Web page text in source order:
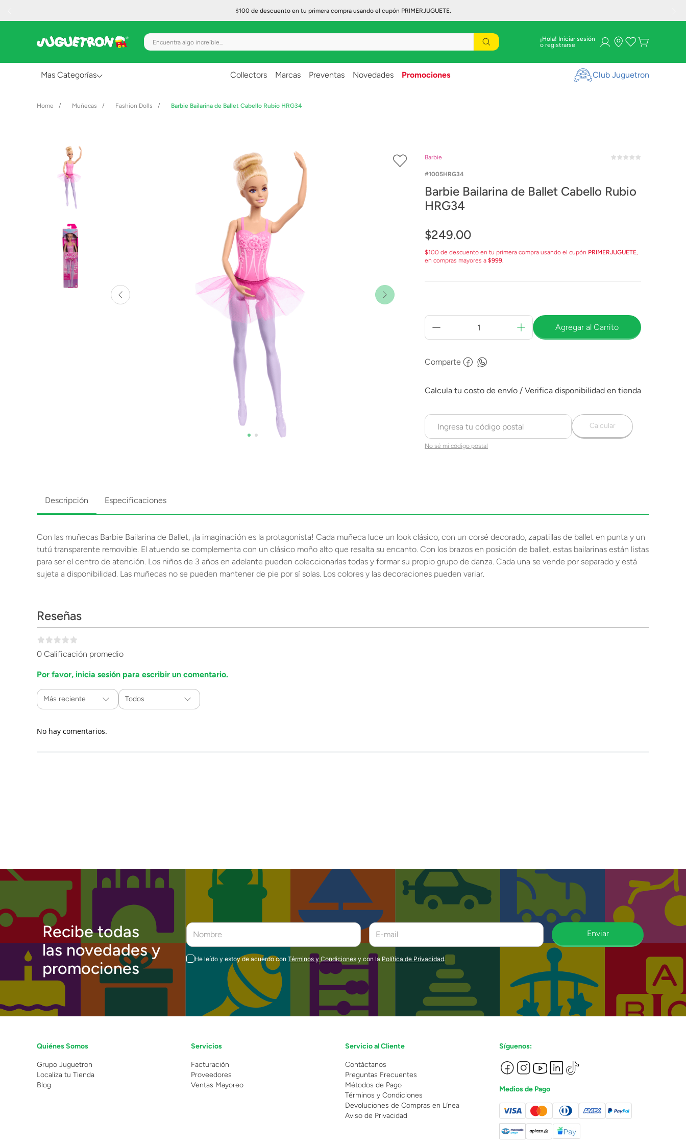
$100 de descuento en tu primera compra usando el cupón PRIMERJUGUETE.
Encuentra algo increíble... ¡Hola! Iniciar sesión
Mas Categorías
Creatividad y Arte
Figuras de Acción
Gadgets y Electrónicos
Lanzadores
Muñecas
Construcción
Collectors Marcas Preventas Novedades Promociones Club Juguetron
Muñecas Fashion Dolls Barbie Bailarina de Ballet Cabello Rubio HRG34
Barbie
1005HRG34
Barbie Bailarina de Ballet Cabello Rubio
HRG34
$249.00
$100 de descuento en tu primera compra usando el cupón PRIMERJUGUETE,
en compras mayores a $999.
Agregar al Carrito
Comparte
No sé mi código postal
Calcular
Descripción Especificaciones
Con las muñecas Barbie Bailarina de Ballet, ¡la imaginación es la protagonista! Cada muñeca luce un look clásico, con un corsé decorado, zapatillas de ballet en punta y un
tutú transparente removible. El atuendo se complementa con un clásico moño alto que resalta su encanto. Con los brazos en posición de ballet, estas bailarinas están listas
para ser el centro de atención. Los niños de 3 años en adelante pueden coleccionarlas todas y formar su propio grupo de danza. Cada una se vende por separado y está
sujeta a disponibilidad. Las muñecas no se pueden mantener de pie por sí solas. Los colores y las decoraciones pueden variar.
Reseñas
0 Calificación promedio
Por favor, inicia sesión para escribir un comentario.
Más reciente Todos
No hay comentarios.
Recibe todas
las novedades y
promociones
Enviar
He leído y estoy de acuerdo con Términos y Condiciones y con la Política de Privacidad.
Quiénes Somos
Grupo Juguetron
Localiza tu Tienda
Blog
Servicios
Facturación
Proveedores
Ventas Mayoreo
Servicio al Cliente
Contáctanos
Preguntas Frecuentes
Métodos de Pago
Términos y Condiciones
Devoluciones de Compras en Línea
Aviso de Privacidad
Síguenos:
Medios de Pago